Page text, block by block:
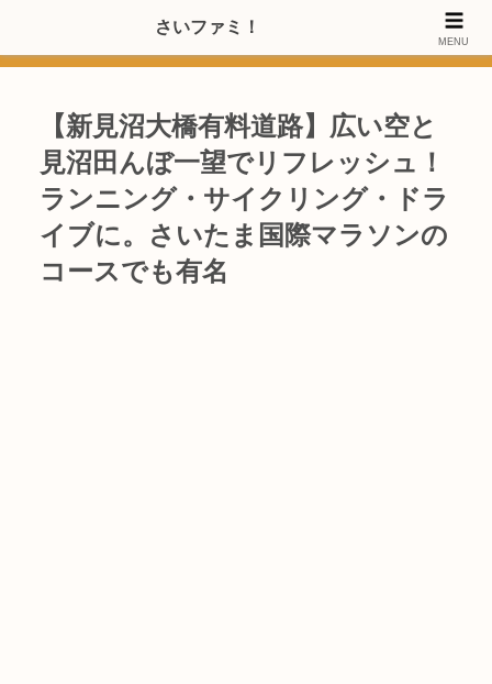
>>【PRのご協力内容更新しました】さいたま市のファミリー世代・20～
【新見沼大橋有料道路】広い空と
見沼田んぼ一望でリフレッシュ！
ランニング・サイクリング・ドラ
イブに。さいたま国際マラソンの
コースでも有名
さいファミ！
MENU